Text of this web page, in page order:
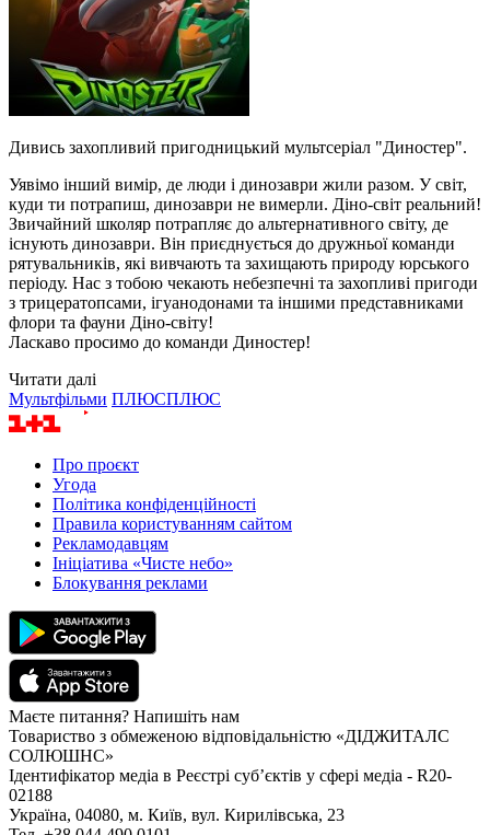
Дивись захопливий пригодницький мультсеріал "Диностер".
Уявімо інший вимір, де люди і динозаври жили разом. У світ,
куди ти потрапиш, динозаври не вимерли. Діно-світ реальний!
Звичайний школяр потрапляє до альтернативного світу, де
існують динозаври. Він приєднується до дружньої команди
рятувальників, які вивчають та захищають природу юрського
періоду. Нас з тобою чекають небезпечні та захопливі пригоди
з трицератопсами, ігуанодонами та іншими представниками
флори та фауни Діно-світу!
Ласкаво просимо до команди Диностер!
Читати далі
Мультфільми ПЛЮСПЛЮС
Про проєкт
Угода
Політика конфіденційності
Правила користуванням сайтом
Рекламодавцям
Ініціатива «Чисте небо»
Блокування реклами
Маєте питання? Напишіть нам
Товариство з обмеженою відповідальністю «ДІДЖИТАЛС
СОЛЮШНС»
Ідентифікатор медіа в Реєстрі суб’єктів у сфері медіа - R20-
02188
Україна, 04080, м. Київ, вул. Кирилівська, 23